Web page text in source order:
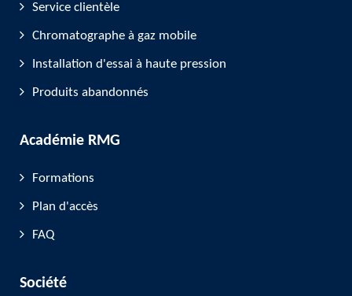
Service clientèle
Chromatographe à gaz mobile
Installation d'essai à haute pression
Produits abandonnés
Académie RMG
Formations
Plan d'accès
FAQ
Société